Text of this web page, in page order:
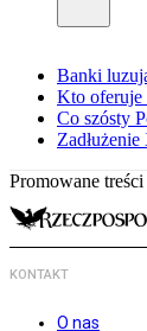
Banki
Kto oferuje
Co szósty
Promowane treści
KONTAKT
O nas